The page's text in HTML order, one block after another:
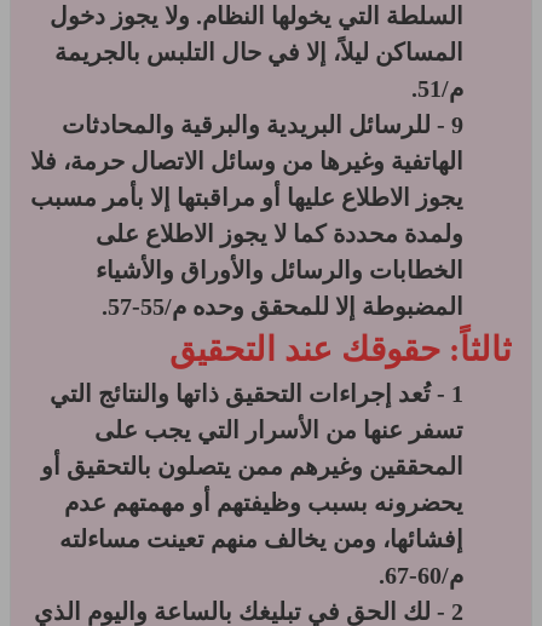
السلطة التي يخولها النظام. ولا يجوز دخول
المساكن ليلاً، إلا في حال التلبس بالجريمة
م/51.
9 - للرسائل البريدية والبرقية والمحادثات
الهاتفية وغيرها من وسائل الاتصال حرمة، فلا
يجوز الاطلاع عليها أو مراقبتها إلا بأمر مسبب
ولمدة محددة كما لا يجوز الاطلاع على
الخطابات والرسائل والأوراق والأشياء
المضبوطة إلا للمحقق وحده م/55-57.
ثالثاً: حقوقك عند التحقيق
1 - تُعد إجراءات التحقيق ذاتها والنتائج التي
تسفر عنها من الأسرار التي يجب على
المحققين وغيرهم ممن يتصلون بالتحقيق أو
يحضرونه بسبب وظيفتهم أو مهمتهم عدم
إفشائها، ومن يخالف منهم تعينت مساءلته
م/60-67.
2 - لك الحق في تبليغك بالساعة واليوم الذي